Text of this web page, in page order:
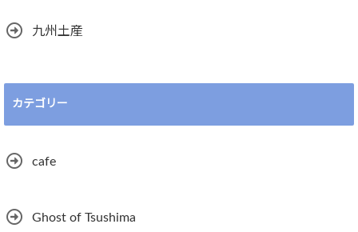
九州土産
カテゴリー
cafe
Ghost of Tsushima